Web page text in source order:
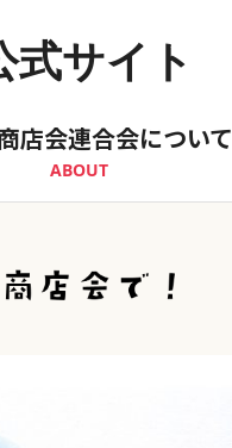
サイト
店会連合会について
ABOUT